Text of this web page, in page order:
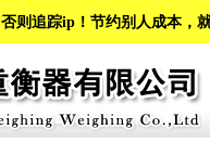
则追踪ip！节约别人成本，
本